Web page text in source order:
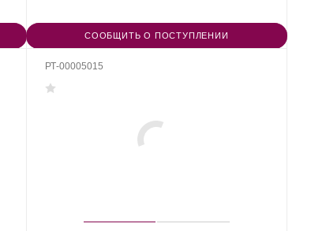
СООБЩИТЬ О ПОСТУПЛЕНИИ
РТ-00005015